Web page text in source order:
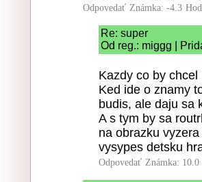
Odpovedať Známka: -4.3
Re: super
Od reg.: miggg |
Kazdy co by
Ked ide o znamy
budis, ale daju sa
A s tym by sa
na obrazku
vysypes detsku
Odpovedať Známka: 10.0